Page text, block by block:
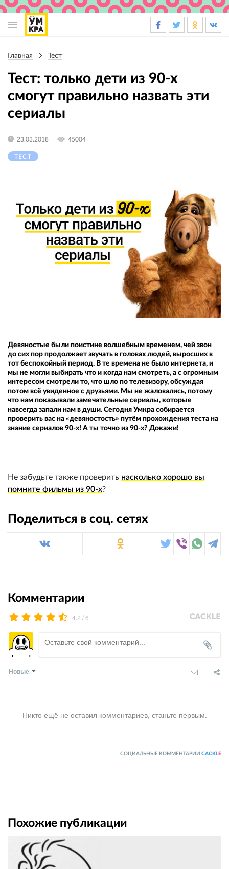
навигации
Главная Тест
Тест: только дети из 90-х
смогут правильно назвать эти
сериалы
ТЕСТ
23.03.2018 45004
Девяностые были поистине волшебным временем, чей звон
до сих пор продолжает звучать в головах людей, выросших в
тот беспокойный период. В те времена не было интернета, и
мы не могли выбирать что и когда нам смотреть, а с огромным
интересом смотрели то, что шло по телевизору, обсуждая
потом всё увиденное с друзьями. Мы не жаловались, потому
что нам показывали замечательные сериалы, которые
навсегда запали нам в души. Сегодня Умкра собирается
проверить вас на «девяностость» путём прохождения теста на
знание сериалов 90-х! А ты точно из 90-х? Докажи!
Не забудьте также проверить насколько хорошо вы
помните фильмы из 90-х?
Поделиться в соц. сетях
Комментарии
4.2 /6
Новые
Никто ещё не оставил комментариев, станьте первым.
СОЦИАЛЬНЫЕ КОММЕНТАРИИ CACKL E
Похожие публикации